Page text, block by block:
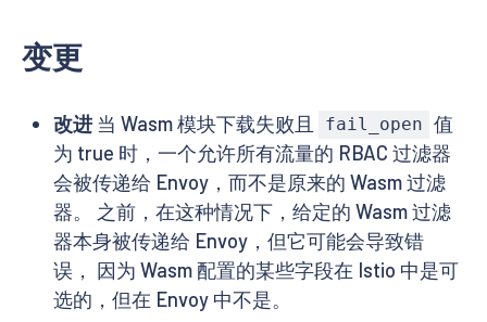
变更
改进当 Wasm 模块下载失败且 fail_open 值
为 true 时，一个允许所有流量的 RBAC 过滤器
会被传递给 Envoy，而不是原来的 Wasm 过滤
器。 之前，在这种情况下，给定的 Wasm 过滤
器本身被传递给 Envoy，但它可能会导致错
误， 因为 Wasm 配置的某些字段在 Istio 中是可
选的，但在 Envoy 中不是。